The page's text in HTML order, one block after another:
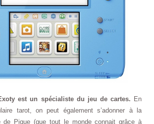
est un spécialiste du jeu de cartes. En
tarot, on peut également s’adonner à la
de Pique (que tout le monde connait grâce à